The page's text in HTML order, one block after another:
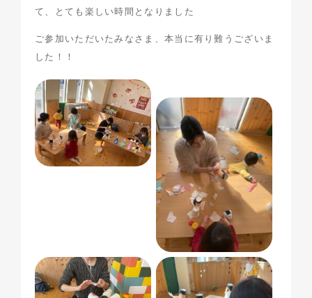
て、とても楽しい時間となりました
ご参加いただいたみなさま、本当に有り難うございま
した！！